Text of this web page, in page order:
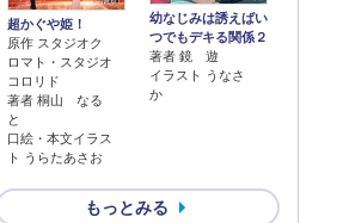
超かぐや姫！
原作 スタジオク
ロマト・スタジオ
コロリド
著者 桐山 なる
と
口絵・本文イラス
ト うらたあさお
幼なじみは誘えばい
つでもデキる関係２
著者 鏡 遊
イラスト うなさ
か
もっとみる